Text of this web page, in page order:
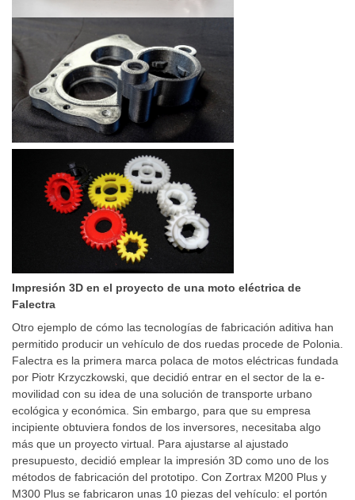
Impresión 3D en el proyecto de una moto eléctrica de
Falectra
Otro ejemplo de cómo las tecnologías de fabricación aditiva han
permitido producir un vehículo de dos ruedas procede de Polonia.
Falectra es la primera marca polaca de motos eléctricas fundada
por Piotr Krzyczkowski, que decidió entrar en el sector de la e-
movilidad con su idea de una solución de transporte urbano
ecológica y económica. Sin embargo, para que su empresa
incipiente obtuviera fondos de los inversores, necesitaba algo
más que un proyecto virtual. Para ajustarse al ajustado
presupuesto, decidió emplear la impresión 3D como uno de los
métodos de fabricación del prototipo. Con Zortrax M200 Plus y
M300 Plus se fabricaron unas 10 piezas del vehículo: el portón